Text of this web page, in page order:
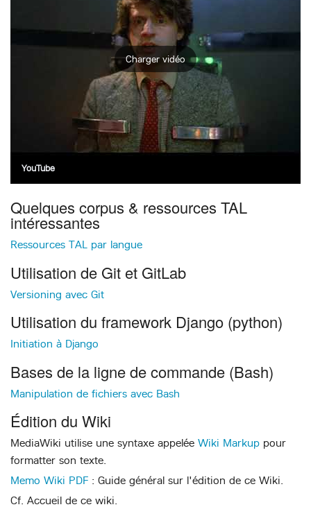
Charger vidéo
YouTube
Quelques corpus & ressources TAL
intéressantes
Ressources TAL par langue
Utilisation de Git et GitLab
Versioning avec Git
Utilisation du framework Django (python)
Initiation à Django
Bases de la ligne de commande (Bash)
Manipulation de fichiers avec Bash
Édition du Wiki
MediaWiki utilise une syntaxe appelée Wiki Markup pour
formatter son texte.
Memo Wiki PDF : Guide général sur l'édition de ce Wiki.
Cf. Accueil de ce wiki.